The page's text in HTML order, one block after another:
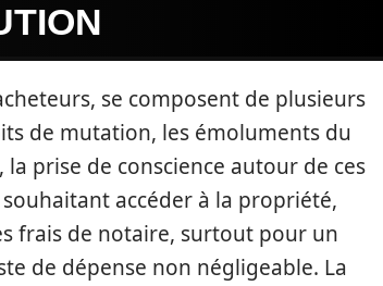
se composent de plusieurs
de mutation, les émoluments du
prise de conscience autour de ces
accéder à la propriété,
frais de notaire, surtout pour un
de dépense non négligeable. La